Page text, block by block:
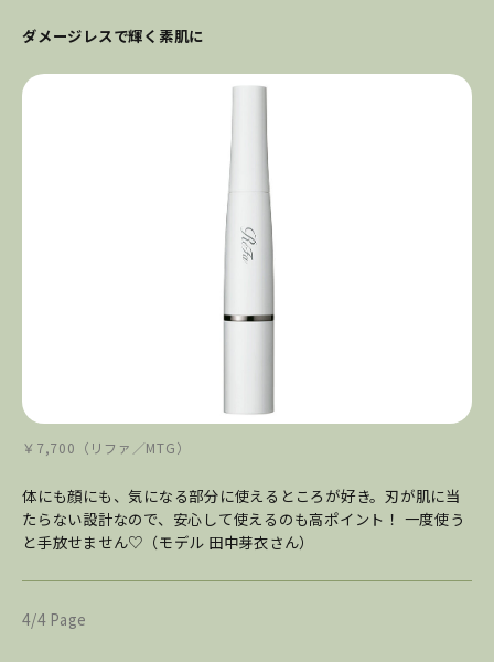
ダメージレスで輝く素肌に
￥7,700（リファ／MTG）
体にも顔にも、気になる部分に使えるところが好き。刃が肌に当
たらない設計なので、安心して使えるのも高ポイント！ 一度使う
と手放せません♡（モデル 田中芽衣さん）
4/4 Page